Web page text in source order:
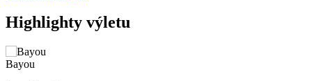
Highlighty výletu
Bayou